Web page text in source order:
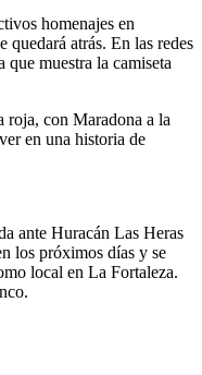
homenajes en
atrás. En las redes
muestra la camiseta
roja, con Maradona a la
en una historia de
ante Huracán Las Heras
los próximos días y se
local en La Fortaleza.